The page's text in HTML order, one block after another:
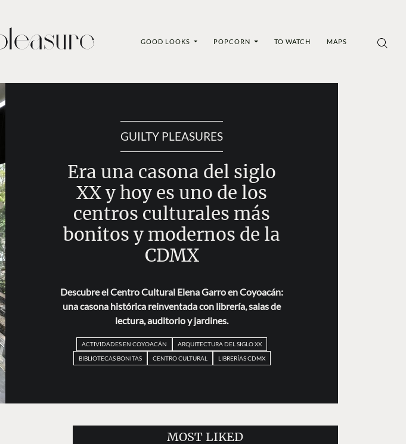
GOOD LOOKS POPCORN TO WATCH MAPS
GUILTY PLEASURES
Era una casona del siglo
XX y hoy es uno de los
centros culturales más
bonitos y modernos de la
CDMX
Descubre el Centro Cultural Elena Garro en Coyoacán:
una casona histórica reinventada con librería, salas de
lectura, auditorio y jardines.
ACTIVIDADES EN COYOACÁN
ARQUITECTURA DEL SIGLO XX
BIBLIOTECAS BONITAS
CENTRO CULTURAL LIBRERÍAS CDMX
MOST LIKED